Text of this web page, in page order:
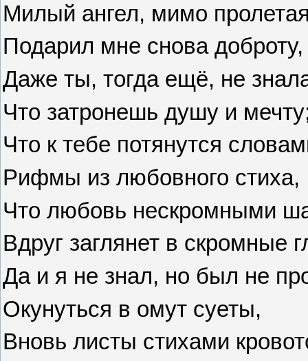
Милый ангел, мимо
Подарил мне снова доброту,
Даже ты, тогда ещё, не
Что затронешь душу и
Что к тебе потянутся
Рифмы из любовного стиха,
Что любовь нескромными
Вдруг заглянет в скромные
Да и я не знал, но был не
Окунуться в омут суеты,
Вновь листы стихами